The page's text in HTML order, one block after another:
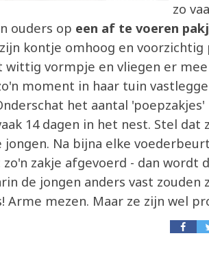
zo
ouders op een af te voeren
kontje omhoog en voorzichtig
wittig vormpje en vliegen er
moment in haar tuin
het aantal
14 dagen in het nest. Stel dat
jongen. Na bijna elke
zakje afgevoerd - dan wordt
de jongen anders vast zouden
Arme mezen. Maar ze zijn wel